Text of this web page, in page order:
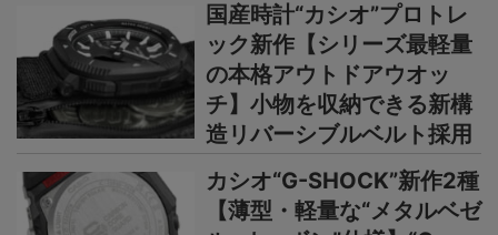
国産時計“カシオ”プロトレ
ック新作【シリーズ最軽量
の本格アウトドアウオッ
チ】小物を収納できる新構
造リバーシブルベルト採用
カシオ“G-SHOCK”新作2種
【薄型・軽量な“メタルベゼ